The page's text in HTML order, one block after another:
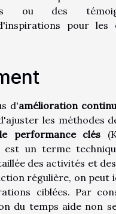
ou des
pour les
d'amélioration
les méthodes
performance clés
un terme
des activités et
régulière, on
ciblées. Par
du temps aide non